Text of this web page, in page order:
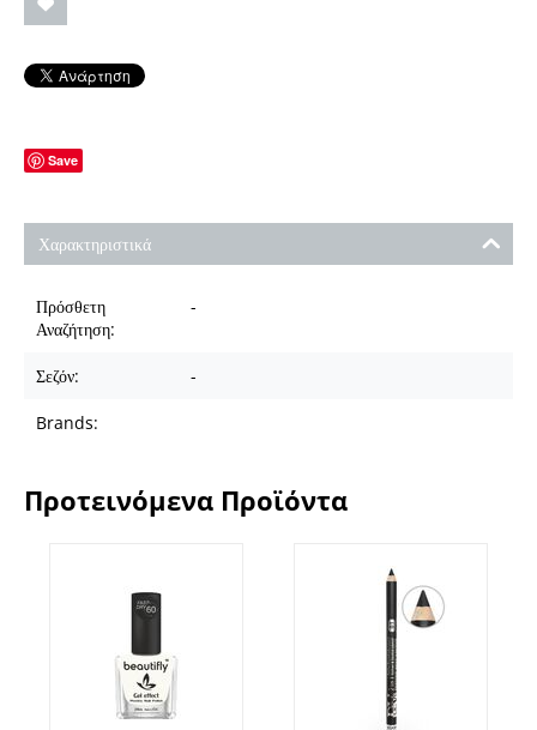
Save
Χαρακτηριστικά
Πρόσθετη
Αναζήτηση:
-
Σεζόν: -
Brands:
Προτεινόμενα Προϊόντα